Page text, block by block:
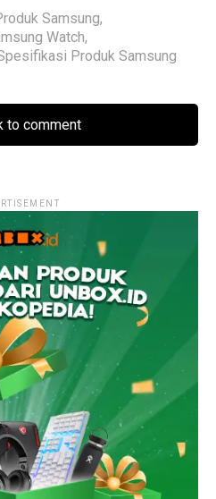
Samsung,
Watch,
Produk Samsung
to comment